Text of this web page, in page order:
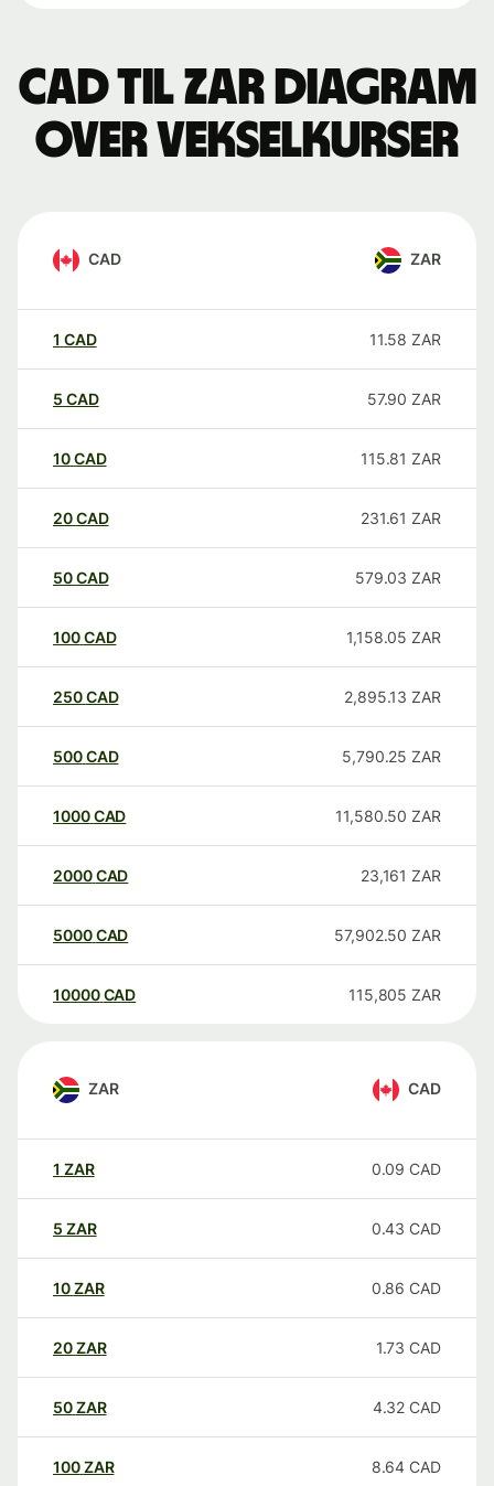
CAD til ZAR Diagram
over vekselkurser
CAD ZAR
1 CAD 11.58 ZAR
5 CAD 57.90 ZAR
10CAD 115.81 ZAR
20CAD 231.61 ZAR
50CAD 579.03 ZAR
100CAD 1,158.05 ZAR
250CAD 2,895.13 ZAR
500CAD 5,790.25 ZAR
1000CAD 11,580.50 ZAR
2000CAD 23,161 ZAR
5000CAD 57,902.50 ZAR
10000 CAD 115,805 ZAR
ZAR CAD
1 ZAR 0.09 CAD
5 ZAR 0.43 CAD
10ZAR 0.86 CAD
20ZAR 1.73 CAD
50ZAR 4.32 CAD
100ZAR 8.64 CAD